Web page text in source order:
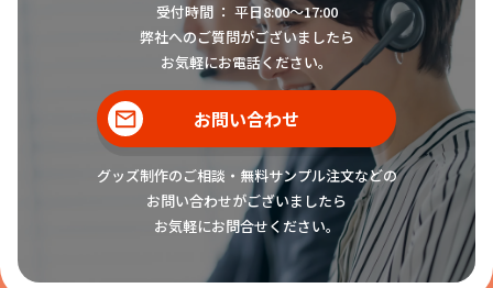
受付時間 ： 平日8:00〜17:00
弊社へのご質問がございましたら
お気軽にお電話ください。
お問い合わせ
グッズ制作のご相談・無料サンプル注文などの
お問い合わせがございましたら
お気軽にお問合せください。